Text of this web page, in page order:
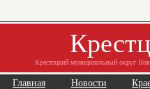
Крестецкий муниципальный округ
Главная Новости